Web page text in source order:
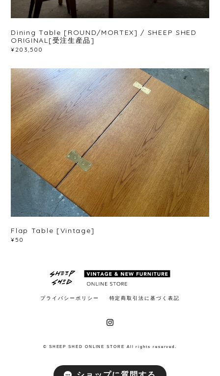
Dining Table [ROUND/MORTEX] / SHEEP SHED
ORIGINAL[受注生産品]
¥203,500
Flap Table [Vintage]
¥50
プライバシーポリシー 特定商取引法に基づく表記
© SHEEP SHED ONLINE STORE All rights reserved.